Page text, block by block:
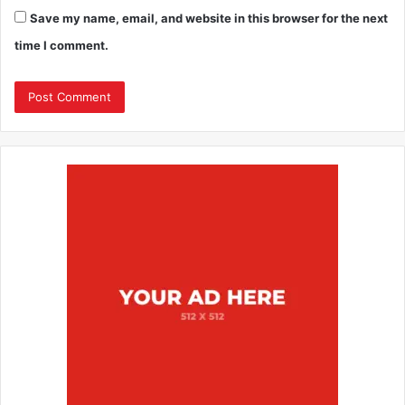
Save my name, email, and website in this browser for the next
time I comment.